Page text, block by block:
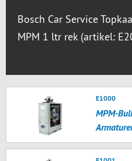
Bosch Car Service
MPM 1 ltr rek (artikel:
E1000
MPM-